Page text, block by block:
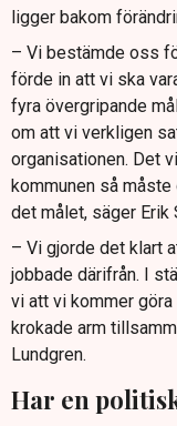
ligger bakom
– Vi bestämde oss
förde in att vi ska
fyra övergripande
om att vi verkligen
organisationen. Det
kommunen så
det målet, säger Erik
– Vi gjorde det klart
jobbade därifrån. I
vi att vi kommer
krokade arm
Lundgren.
Har en